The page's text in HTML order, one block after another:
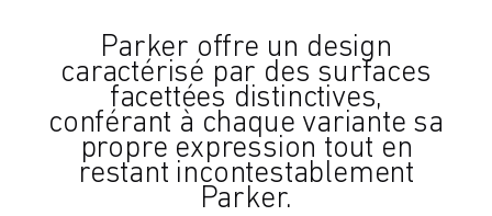
Parker offre un design
caractérisé par des surfaces
facettées distinctives,
conférant à chaque variante sa
propre expression tout en
restant incontestablement
Parker.